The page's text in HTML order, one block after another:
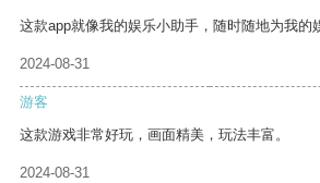
这款app就像我的娱乐小助手，随时随地为我的
2024-08-31
游客
这款游戏非常好玩，画面精美，玩法丰富。
2024-08-31